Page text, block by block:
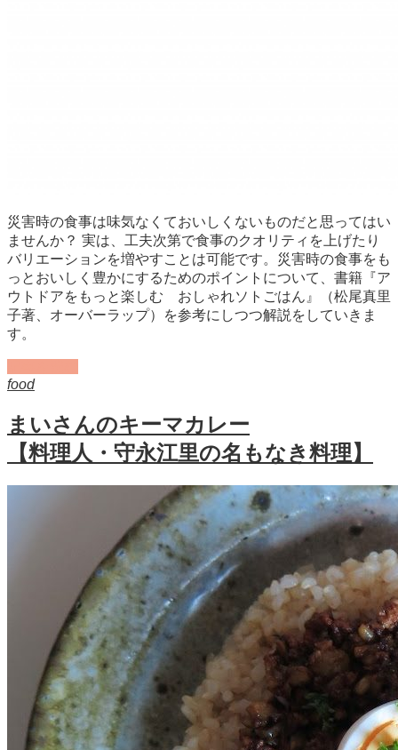
災害時の食事は味気なくておいしくないものだと思ってはい
ませんか？ 実は、工夫次第で食事のクオリティを上げたり
バリエーションを増やすことは可能です。災害時の食事をも
っとおいしく豊かにするためのポイントについて、書籍『ア
ウトドアをもっと楽しむ おしゃれソトごはん』（松尾真里
子著、オーバーラップ）を参考にしつつ解説をしていきま
す。
food
まいさんのキーマカレー
【料理人・守永江里の名もなき料理】